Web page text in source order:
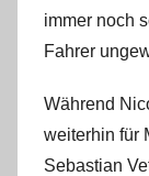
immer noch
Fahrer
Während
weiterhin für
Sebastian